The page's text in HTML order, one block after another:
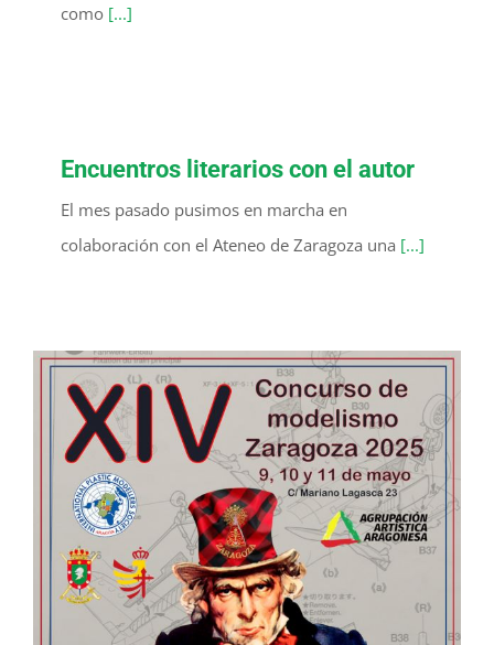
como [...]
Encuentros literarios con el autor
El mes pasado pusimos en marcha en
colaboración con el Ateneo de Zaragoza una [...]